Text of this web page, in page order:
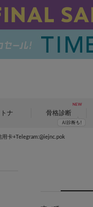
ナ 骨格診断
卡+Telegram:@iejnc.pok